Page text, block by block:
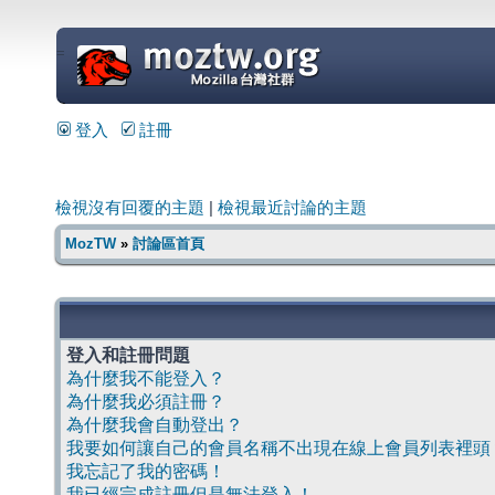
=
登入 註冊
檢視沒有回覆的主題 檢視最近討論的主題
MozTW» 討論區首頁
登入和註冊問題
為什麼我不能登入？
為什麼我必須註冊？
為什麼我會自動登出？
我要如何讓自己的會員名稱不出現在線上會員列表裡頭
我忘記了我的密碼！